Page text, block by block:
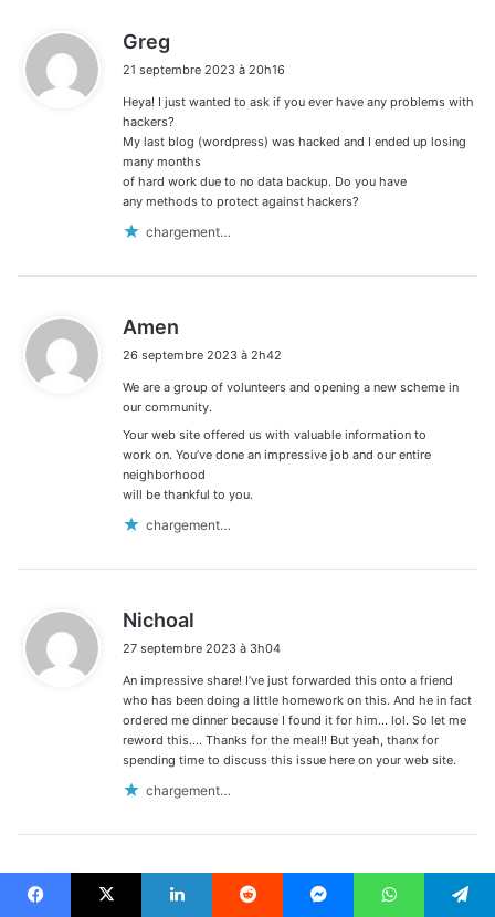
Greg
t
:
21 septembre 2023 à 20h16
Heya! I just wanted to ask if you ever have any problems with
hackers?
My last blog (wordpress) was hacked and I ended up losing
many months
of hard work due to no data backup. Do you have
any methods to protect against hackers?
chargement…
Amen
t
:
26 septembre 2023 à 2h42
We are a group of volunteers and opening a new scheme in
our community.
Your web site offered us with valuable information to
work on. You’ve done an impressive job and our entire
neighborhood
will be thankful to you.
chargement…
Nichoal
t
:
27 septembre 2023 à 3h04
An impressive share! I’ve just forwarded this onto a friend
who has been doing a little homework on this. And he in fact
ordered me dinner because I found it for him… lol. So let me
reword this…. Thanks for the meal!! But yeah, thanx for
spending time to discuss this issue here on your web site.
chargement…
토토사이트 쿠폰